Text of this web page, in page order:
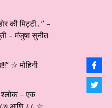
की मिट्टी.. ” –
– मंजुषा सुनीत
☆ मोहिनी
श्लोक – एक